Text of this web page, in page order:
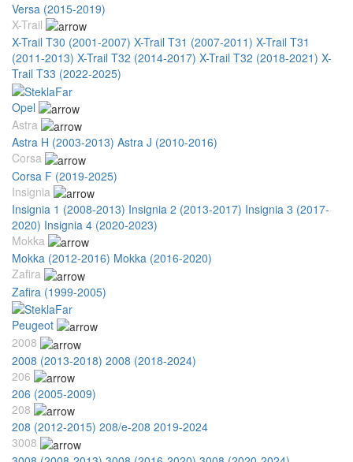
Versa (2015-2019)
X-Trail
X-Trail T30 (2001-2007) X-Trail T31 (2007-2011) X-Trail T31
(2011-2013) X-Trail T32 (2014-2017) X-Trail T32 (2018-2021) X-
Trail T33 (2022-2025)
Opel
Astra
Astra H (2003-2013) Astra J (2010-2016)
Corsa
Corsa F (2019-2025)
Insignia
Insignia 1 (2008-2013) Insignia 2 (2013-2017) Insignia 3 (2017-
2020) Insignia 4 (2020-2023)
Mokka
Mokka (2012-2016) Mokka (2016-2020)
Zafira
Zafira (1999-2005)
Peugeot
2008
2008 (2013-2018) 2008 (2018-2024)
206
206 (2005-2009)
208
208 (2012-2015) 208/e-208 2019-2024
3008